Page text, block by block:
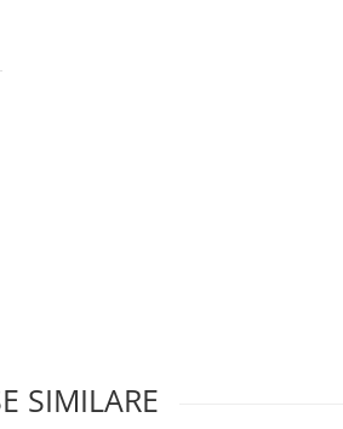
SIMILARE